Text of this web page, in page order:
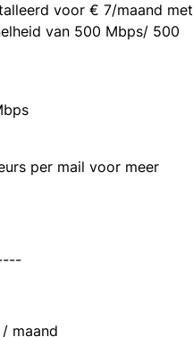
voor € 7/maand met
van 500 Mbps/ 500
per mail voor meer
maand